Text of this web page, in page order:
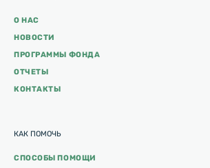
О НАС
НОВОСТИ
ПРОГРАММЫ ФОНДА
ОТЧЕТЫ
КОНТАКТЫ
КАК ПОМОЧЬ
СПОСОБЫ ПОМОЩИ